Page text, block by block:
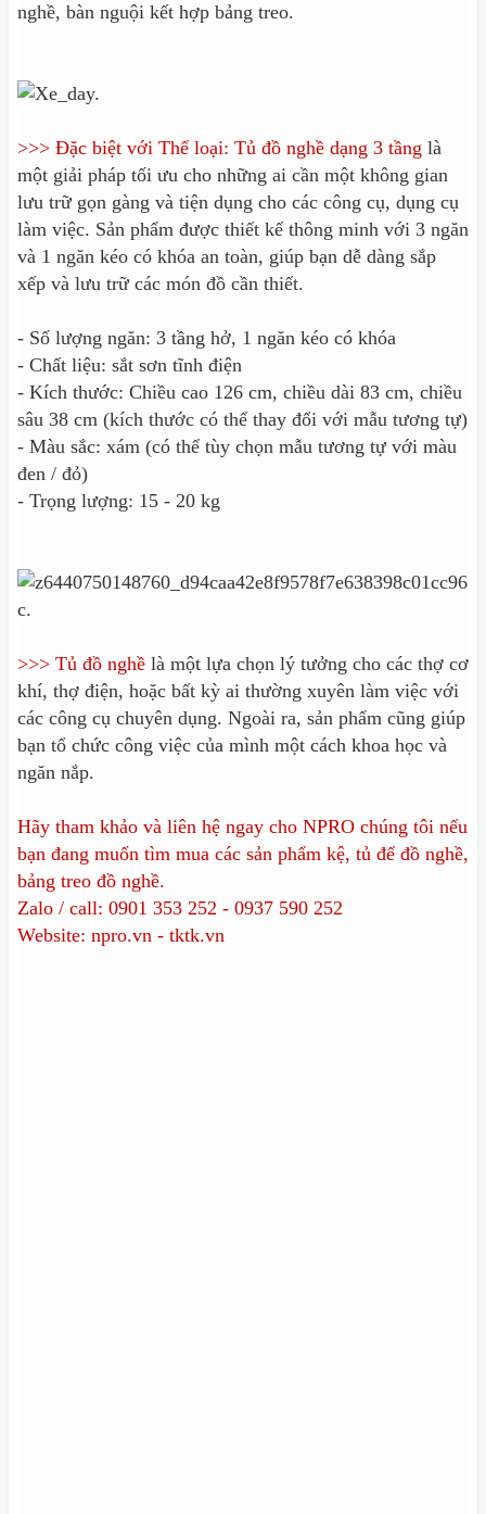
nghề, bàn nguội kết hợp bảng treo.
>>> Đặc biệt với Thể loại: Tủ đồ nghề dạng 3 tầng là
một giải pháp tối ưu cho những ai cần một không gian
lưu trữ gọn gàng và tiện dụng cho các công cụ, dụng cụ
làm việc. Sản phẩm được thiết kế thông minh với 3 ngăn
và 1 ngăn kéo có khóa an toàn, giúp bạn dễ dàng sắp
xếp và lưu trữ các món đồ cần thiết.
- Số lượng ngăn: 3 tầng hở, 1 ngăn kéo có khóa
- Chất liệu: sắt sơn tĩnh điện
- Kích thước: Chiều cao 126 cm, chiều dài 83 cm, chiều
sâu 38 cm (kích thước có thể thay đổi với mẫu tương tự)
- Màu sắc: xám (có thể tùy chọn mẫu tương tự với màu
đen / đỏ)
- Trọng lượng: 15 - 20 kg
>>> Tủ đồ nghề là một lựa chọn lý tưởng cho các thợ cơ
khí, thợ điện, hoặc bất kỳ ai thường xuyên làm việc với
các công cụ chuyên dụng. Ngoài ra, sản phẩm cũng giúp
bạn tổ chức công việc của mình một cách khoa học và
ngăn nắp.
Hãy tham khảo và liên hệ ngay cho NPRO chúng tôi nếu
bạn đang muốn tìm mua các sản phẩm kệ, tủ để đồ nghề,
bảng treo đồ nghề.
Zalo / call: 0901 353 252 - 0937 590 252
Website: npro.vn - tktk.vn